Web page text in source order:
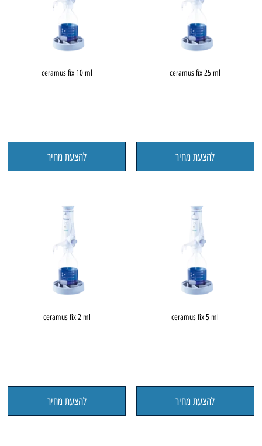
ceramus fix 25 ml
להצעת מחיר
ceramus fix 10 ml
להצעת מחיר
ceramus fix 5 ml
להצעת מחיר
ceramus fix 2 ml
להצעת מחיר